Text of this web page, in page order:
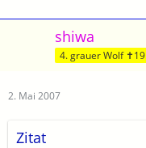
shiwa
4. grauer Wolf
2. Mai 2007
Zitat